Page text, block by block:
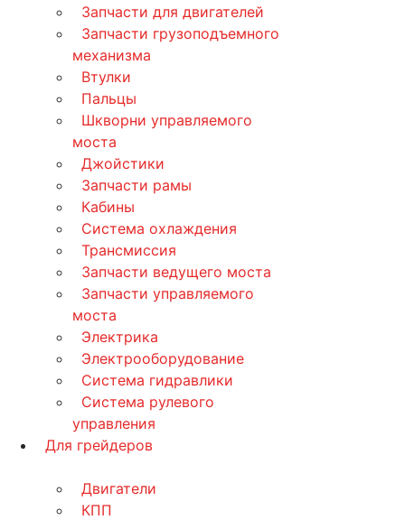
Запчасти для двигателей
Запчасти грузоподъемного
механизма
Втулки
Пальцы
Шкворни управляемого
моста
Джойстики
Запчасти рамы
Кабины
Система охлаждения
Трансмиссия
Запчасти ведущего моста
Запчасти управляемого
моста
Электрика
Электрооборудование
Система гидравлики
Система рулевого
управления
Для грейдеров
Двигатели
КПП